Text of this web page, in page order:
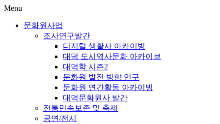
Menu
문화원사업
조사연구발간
디지털 생활사 아카이빙
대덕 도시역사문화 아카이브
대덕학 시즌2
문화원 발전 방향 연구
문화원 연간활동 아카이빙
대덕문화원사 발간
전통민속보존 및 축제
공연/전시